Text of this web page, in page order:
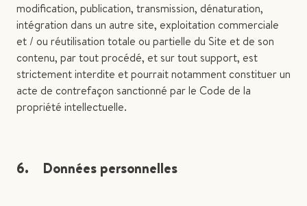
modification, publication, transmission, dénaturation,
intégration dans un autre site, exploitation commerciale
et / ou réutilisation totale ou partielle du Site et de son
contenu, par tout procédé, et sur tout support, est
strictement interdite et pourrait notamment constituer un
acte de contrefaçon sanctionné par le Code de la
propriété intellectuelle.
6. Données personnelles